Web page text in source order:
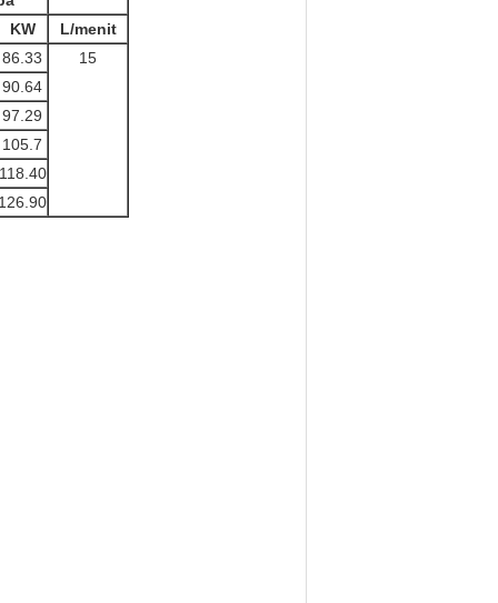
KW
L/menit
86.33
15
90.64
97.29
105.7
118.40
126.90